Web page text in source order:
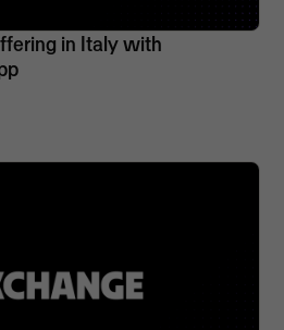
in Italy with